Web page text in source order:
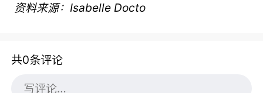
资料来源：Isabelle Docto
共0条评论